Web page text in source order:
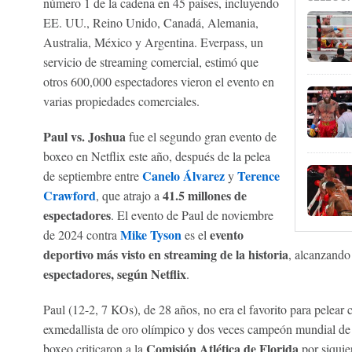
EE. UU., Reino Unido, Canadá, Alemania,
Australia, México y Argentina. Everpass, un
servicio de streaming comercial, estimó que
otros 600,000 espectadores vieron el evento en
varias propiedades comerciales.
Paul vs. Joshua fue el segundo gran evento de
boxeo en Netflix este año, después de la pelea
de septiembre entreCanelo ÁlvarezyTerence
Crawford, que atrajo a 41.5 millones de
espectadores. El evento de Paul de noviembre
de 2024 contra Mike Tyson es elevento
deportivo más visto en streaming de la historia,
espectadores, según Netflix.
Paul (12-2, 7 KOs), de 28 años, no era el favorito para pelear
exmedallista de oro olímpico y dos veces campeón mundial
boxeo criticaron a la
por